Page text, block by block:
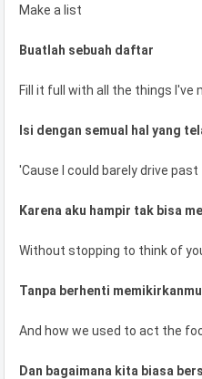
Make a list
Buatlah sebuah daftar
Fill it full with all the things I've
Isi dengan semual hal yang
'Cause I could barely drive
Karena aku hampir tak bisa
Without stopping to think of
Tanpa berhenti memikirkanmu
And how we used to act the
Dan bagaimana kita biasa